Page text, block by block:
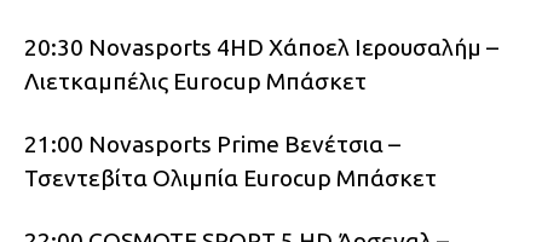
20:30 Novasports 4HD Χάποελ Ιερουσαλήμ –
Λιετκαμπέλις Eurocup Μπάσκετ
21:00 Novasports Prime Βενέτσια –
Τσεντεβίτα Ολιμπία Eurocup Μπάσκετ